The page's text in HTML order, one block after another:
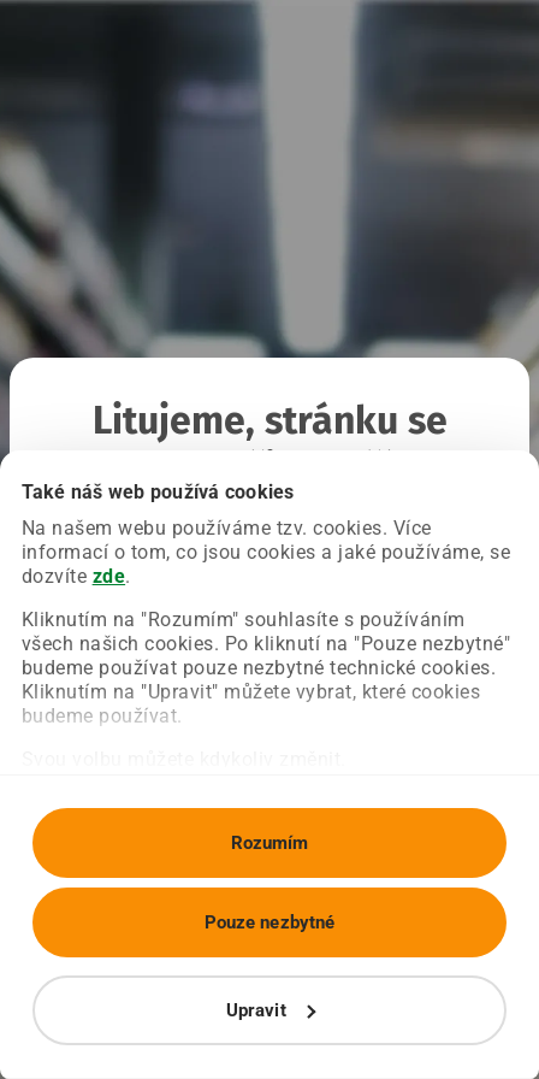
Také náš web používá cookies
Na našem webu používáme tzv. cookies. Více
informací o tom, co jsou cookies a jaké používáme, se
dozvíte zde.
Kliknutím na "Rozumím" souhlasíte s používáním
všech našich cookies. Po kliknutí na "Pouze nezbytné"
budeme používat pouze nezbytné technické cookies.
Kliknutím na "Upravit" můžete vybrat, které cookies
budeme používat.
Rozumím
Upravit
Pouze nezbytné
Litujeme, stránku se
Chyba nastala na naší straně a už ji opravujeme.
Zkuste prosím znovu načíst požadovanou stránku.
Obnovit stránku Úvodní strana